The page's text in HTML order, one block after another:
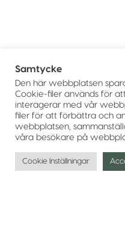
Samtycke
Den här webbplatsen
Cookie-filer används för
interagerar med vår
filer för att förbättra och
webbplatsen,
våra besökare på
Cookie Inställningar